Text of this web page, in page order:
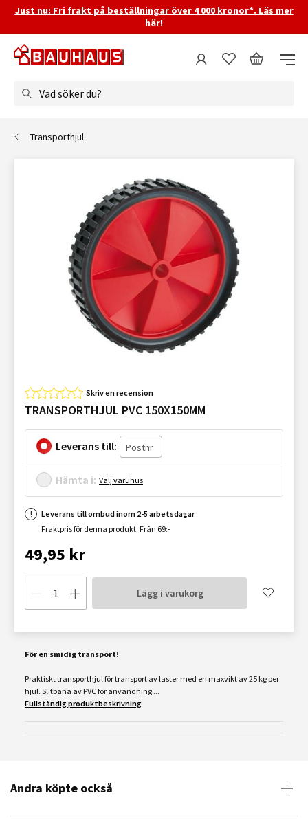
Just nu: Fri frakt på beställningar över 4 000 kronor*. Läs mer
här!
Vad söker du?
Transporthjul
Skriv en recension
TRANSPORTHJUL PVC 150X150MM
Leverans till:
Hämta i: Välj varuhus
Leverans till ombud inom 2-5 arbetsdagar
Fraktpris för denna produkt: Från 69:-
49,95 kr
Lägg i varukorg
För en smidig transport!
Praktiskt transporthjul för transport av laster med en maxvikt av 25 kg per
hjul. Slitbana av PVC för användning ...
Fullständig produktbeskrivning
Andra köpte också